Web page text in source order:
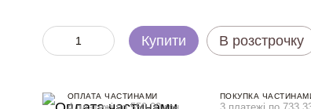
Купити В розстрочку
ОПЛАТА ЧАСТИНАМИ
4 платежі по 550.00 грн
ПОКУПКА
3 платежі по